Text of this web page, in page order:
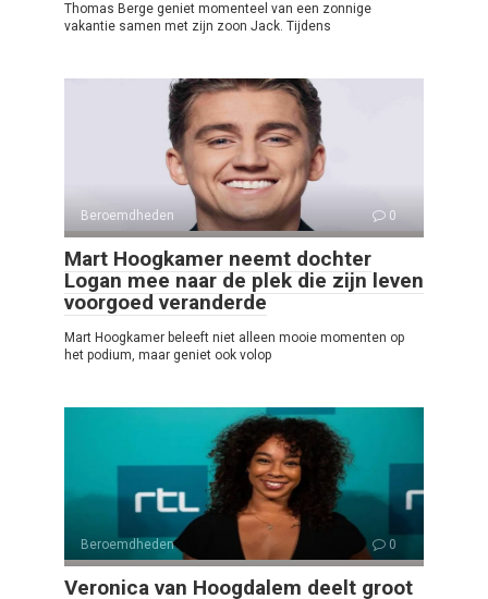
Thomas Berge geniet momenteel van een zonnige
vakantie samen met zijn zoon Jack. Tijdens
Beroemdheden 0
Mart Hoogkamer neemt dochter
Logan mee naar de plek die zijn leven
voorgoed veranderde
Mart Hoogkamer beleeft niet alleen mooie momenten op
het podium, maar geniet ook volop
Beroemdheden 0
Veronica van Hoogdalem deelt groot